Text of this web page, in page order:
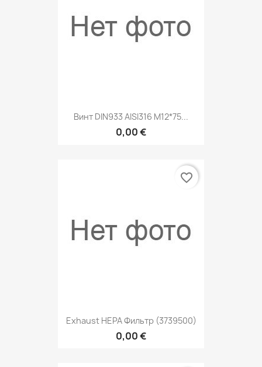
Винт DIN933 AISI316 M12*75...
0,00 €
Exhaust HEPA Фильтр (3739500)
0,00 €
favorite_border